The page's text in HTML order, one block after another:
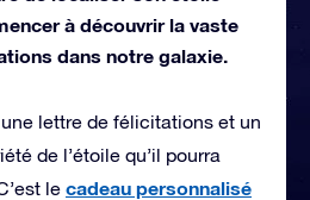
à découvrir la vaste
dans notre galaxie.
lettre de félicitations et un
de l’étoile qu’il pourra
le cadeau personnalisé